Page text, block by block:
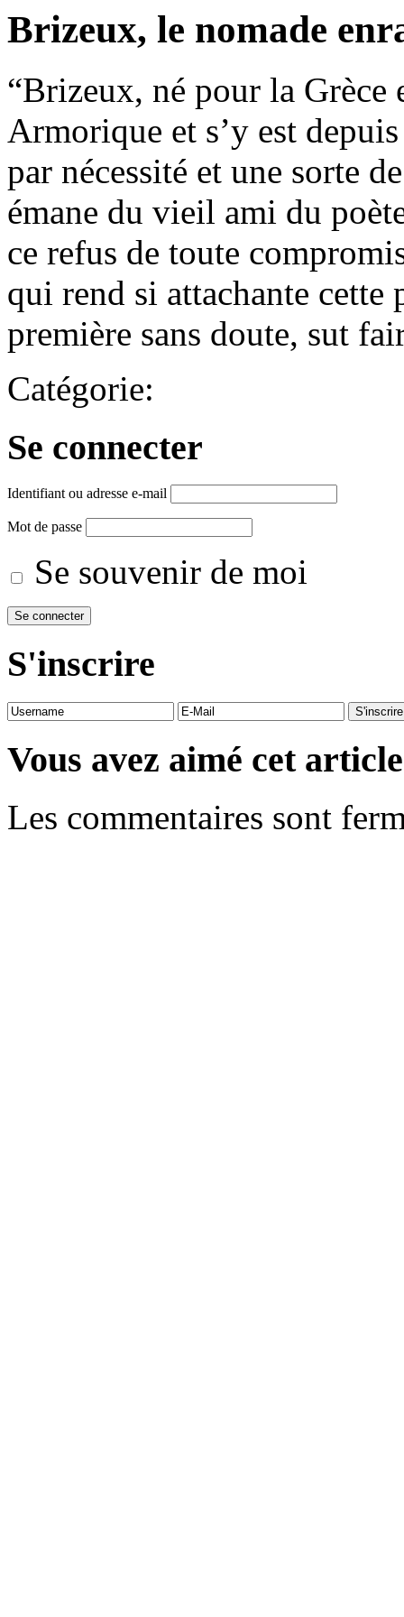
Brizeux, le nomade
“Brizeux, né pour la Grèce
Armorique et s’y est
par nécessité et une sorte
émane du vieil ami du
ce refus de toute
qui rend si attachante
première sans doute, sut
Catégorie:
Se connecter
Identifiant ou adresse e-mail
Mot de passe
Se souvenir de moi
S'inscrire
Vous avez aimé cet
Les commentaires sont